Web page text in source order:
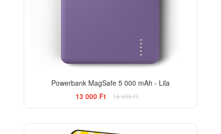
Powerbank MagSafe 5 000 mAh - Lila
13 000 Ft
15 900 Ft